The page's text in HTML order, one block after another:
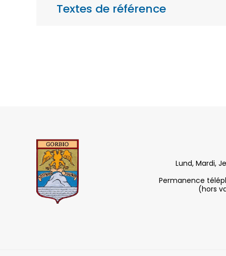
Textes de référence
Lund, Mardi,
Permanence
(hors